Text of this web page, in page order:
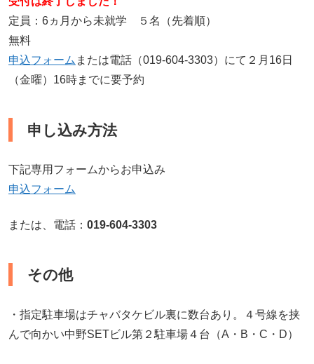
定員：6ヵ月から未就学 ５名（先着順）
無料
申込フォーム または電話（019-604-3303）にて２月16日
（金曜）16時までに要予約
申し込み方法
下記専用フォームからお申込み
申込フォーム
または、電話： 019-604-3303
その他
・指定駐車場はチャバタケビル裏に数台あり。４号線を挟
んで向かい中野SETビル第２駐車場４台（A・B・C・D）